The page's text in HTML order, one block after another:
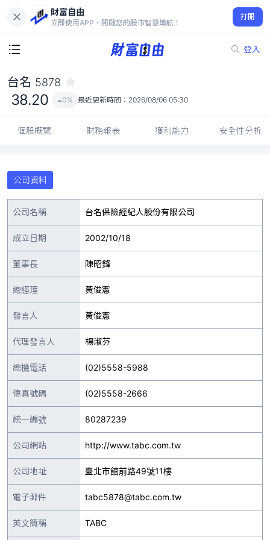
財富自由
立即使用APP，開啟您的股市智慧導航！
打開
登入
38.20
0%
台名 5878
38.20 0% 最近更新時間： 2026/08/06 05:30
個股概覽 財務報表 獲利能力 安全性分析
公司資料
公司名稱 台名保險經紀人股份有限公司
成立日期 2002/10/18
董事長 陳昭鋒
總經理 黃俊憲
發言人 黃俊憲
代理發言人 楊淑芬
總機電話 (02)5558-5988
傳真號碼 (02)5558-2666
統一編號 80287239
公司網站 http://www.tabc.com.tw
公司地址 臺北市館前路49號11樓
電子郵件 tabc5878@tabc.com.tw
英文簡稱 TABC